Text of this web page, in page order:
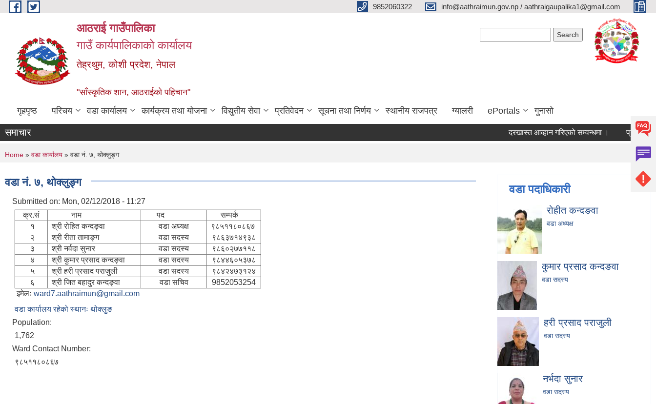
Skip to main content 9852060322 info@aathraimun.gov.np / aathraigaupalika1@gmail.com
आठराई गाउँपालिका
गाउँ कार्यपालिकाको कार्यालय
तेह्रथुम, कोशी प्रदेश, नेपाल
"साँस्कृतिक शान, आठराईको पहिचान"
गृहपृष्ठ परिचय वडा कार्यालय कार्यक्रम तथा योजना विद्युतीय सेवा प्रतिवेदन सूचना तथा निर्णय स्थानीय राजपत्र ग्यालरी ePortals गुनासो
समाचार दरखास्त आव्हान गरिएको सम्वन्धमा । प्रेश विज्ञप्ती ।
You are here
Home » वडा कार्यालय » वडा नं. ७, थोक्लुङ्ग
वडा नं. ७, थोक्लुङ्ग
Submitted on: Mon, 02/12/2018 - 11:27
क्र.सं
नाम पद
सम्पर्क
१
श्री रोहित कन्दङ्वा वडा अध्यक्ष
९८५११८०८६७
२
श्री रीता तामाङ्ग वडा सदस्य
९८६३७१४९३८
३
श्री नर्वदा सुनार वडा सदस्य
९८६०२७७११८
४
श्री कुमार प्रसाद कन्दङ्वा वडा सदस्य
९८४४६०५३७८
५
श्री हरी प्रसाद पराजुली वडा सदस्य
९८४२४७३१२४
६
श्री जित बहादुर कन्दङ्वा वडा सचिव
9852053254
इमेलः ward7.aathraimun@gmail.com
वडा कार्यालय रहेको स्थानः थोक्लुङ
Population:
1,762
Ward Contact Number:
९८५११८०८६७
वडा पदाधिकारी
रोहीत कन्दङवा
वडा अध्यक्ष
कुमार प्रसाद कन्दङवा
वडा सदस्य
हरी प्रसाद पराजुली
वडा सदस्य
नर्भदा सुनार
वडा सदस्य